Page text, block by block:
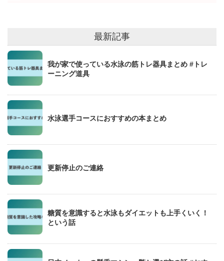
最新記事
我が家で使っている水泳の筋トレ器具まとめ #トレ
ーニング道具
水泳選手コースにおすすめの本まとめ
更新停止のご連絡
糖質を意識すると水泳もダイエットも上手くいく！
という話